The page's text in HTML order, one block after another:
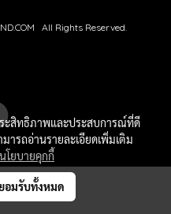
All Rights Reserved.
ระสิทธิภาพและประสบการณ์ที่ดี
ารถอ่านรายละเอียดเพิ่มเติม
นโยบายคุกกี้
อมรับทั้งหมด